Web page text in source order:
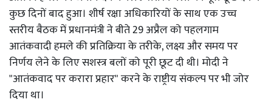
कुछ दिनों बाद हुआ। शीर्ष रक्षा अधिकारियों के साथ एक उच्च
स्तरीय बैठक में प्रधानमंत्री ने बीते 29 अप्रैल को पहलगाम
आतंकवादी हमले की प्रतिक्रिया के तरीके, लक्ष्य और समय पर
निर्णय लेने के लिए सशस्त्र बलों को पूरी छूट दी थी। मोदी ने
"आतंकवाद पर करारा प्रहार" करने के राष्ट्रीय संकल्प पर भी जोर
दिया था।